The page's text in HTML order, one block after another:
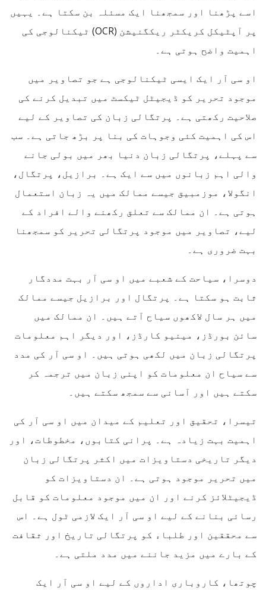
اسے پڑھنا اور سمجھنا ایک مسئلہ بن سکتا ہے۔ یہیں
پر آپٹیکل کریکٹر ریکگنیشن (OCR) ٹیکنالوجی کی
اہمیت واضح ہوتی ہے۔
او سی آر ایک ایسی ٹیکنالوجی ہے جو تصاویر میں
موجود تحریر کو ڈیجیٹل ٹیکسٹ میں تبدیل کرنے کی
صلاحیت رکھتی ہے۔ پرتگالی زبان کی تصاویر کے لیے
اس کی اہمیت کئی وجوہات کی بنا پر بڑھ جاتی ہے۔ سب
سے پہلے، پرتگالی زبان دنیا بھر میں بولی جانے
والی اہم زبانوں میں سے ایک ہے۔ برازیل، پرتگال،
انگولا، موزمبیق جیسے ممالک میں یہ زبان استعمال
ہوتی ہے۔ ان ممالک سے تعلق رکھنے والے افراد کے
لیے، تصاویر میں موجود پرتگالی تحریر کو سمجھنا
بہت ضروری ہے۔
دوسرا، سیاحت کے شعبے میں او سی آر بہت مددگار
ثابت ہو سکتا ہے۔ پرتگال اور برازیل جیسے ممالک
میں ہر سال لاکھوں سیاح آتے ہیں۔ ان ممالک میں
سائن بورڈز، مینیو کارڈز، اور دیگر اہم معلومات
پرتگالی زبان میں لکھی ہوتی ہیں۔ او سی آر کی مدد
سے سیاح ان معلومات کو اپنی زبان میں ترجمہ کر
سکتے ہیں اور آسانی سے سمجھ سکتے ہیں۔
تیسرا، تحقیق اور تعلیم کے میدان میں او سی آر کی
اہمیت بہت زیادہ ہے۔ پرانی کتابوں، مخطوطات، اور
دیگر تاریخی دستاویزات میں اکثر پرتگالی زبان
میں تحریر موجود ہوتی ہے۔ ان دستاویزات کو
ڈیجیٹلائز کرنے اور ان میں موجود معلومات کو قابل
رسائی بنانے کے لیے او سی آر ایک لازمی ٹول ہے۔ اس
سے محققین اور طلباء کو پرتگالی تاریخ اور ثقافت
کے بارے میں مزید جاننے میں مدد ملتی ہے۔
چوتھا، کاروباری اداروں کے لیے او سی آر ایک